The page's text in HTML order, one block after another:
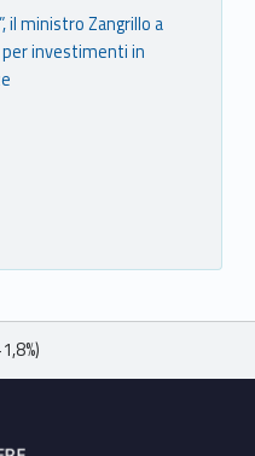
il ministro Zangrillo a
investimenti in